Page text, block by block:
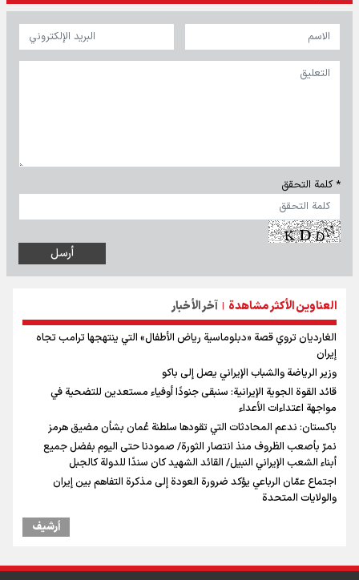
* كلمة التحقق
العناوين الأكثر مشاهدة | آخر الأخبار
الغارديان تروي قصة «دبلوماسية رياض الأطفال» التي ينتهجها ترامب تجاه
إيران
وزير الرياضة والشباب الإيراني يصل إلى باكو
قائد القوة الجوية الإيرانية: سنبقى جنودًا أوفياء مستعدين للتضحية في
مواجهة اعتداءات الأعداء
باكستان: ندعم المحادثات التي تقودها سلطنة عُمان بشأن مضيق هرمز
نمرّ بأصعب الظروف منذ انتصار الثورة/ صمودنا حتى اليوم بفضل جميع
أبناء الشعب الإيراني النبيل/ القائد الشهيد كان سندًا للدولة كالجبل
اجتماع عمّان الرباعي يؤكد ضرورة العودة إلى مذكرة التفاهم بين إيران
والولايات المتحدة
أرشیف